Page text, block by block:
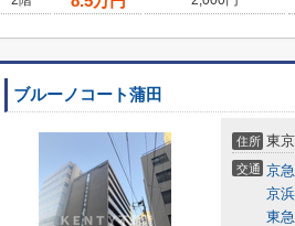
ブルーノコート蒲田
住所 東
交通 京
京
東